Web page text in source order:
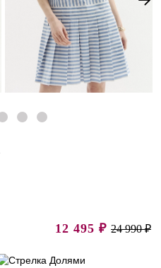
12 495 ₽ 24 990 ₽